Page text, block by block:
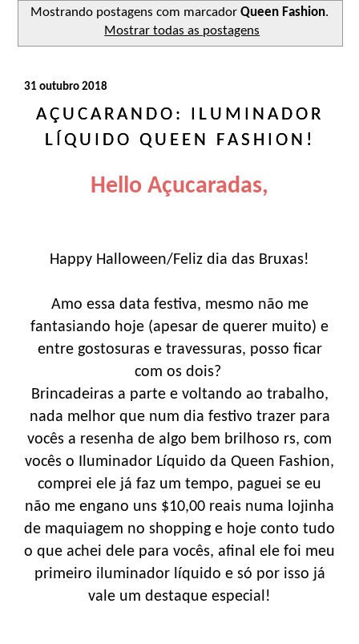
Mostrando postagens com marcador Queen Fashion.
Mostrar todas as postagens
31 outubro 2018
AÇUCARANDO: ILUMINADOR
LÍQUIDO QUEEN FASHION!
Hello Açucaradas,
Happy Halloween/Feliz dia das Bruxas!
Amo essa data festiva, mesmo não me
fantasiando hoje (apesar de querer muito) e
entre gostosuras e travessuras, posso ficar
com os dois?
Brincadeiras a parte e voltando ao trabalho,
nada melhor que num dia festivo trazer para
vocês a resenha de algo bem brilhoso rs, com
vocês o Iluminador Líquido da Queen Fashion,
comprei ele já faz um tempo, paguei se eu
não me engano uns $10,00 reais numa lojinha
de maquiagem no shopping e hoje conto tudo
o que achei dele para vocês, afinal ele foi meu
primeiro iluminador líquido e só por isso já
vale um destaque especial!